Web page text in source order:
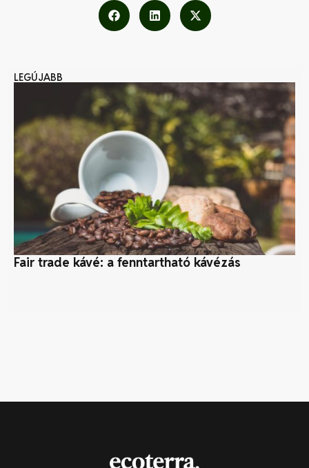
LEGÚJABB
Fair trade kávé: a fenntartható kávézás